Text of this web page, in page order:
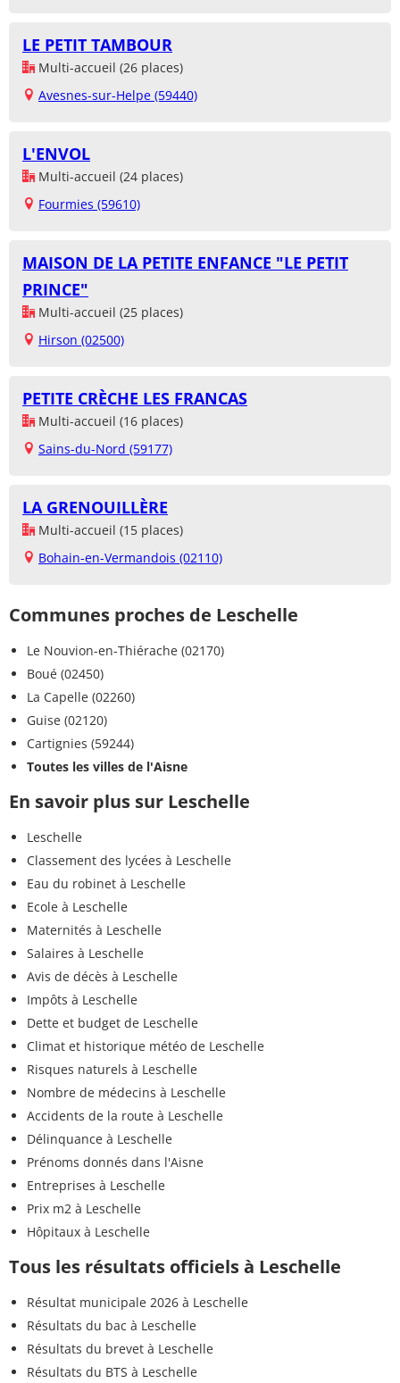
LE PETIT TAMBOUR
Multi-accueil (26 places)
Avesnes-sur-Helpe (59440)
L'ENVOL
Multi-accueil (24 places)
Fourmies (59610)
MAISON DE LA PETITE ENFANCE "LE PETIT
PRINCE"
Multi-accueil (25 places)
Hirson (02500)
PETITE CRÈCHE LES FRANCAS
Multi-accueil (16 places)
Sains-du-Nord (59177)
LA GRENOUILLÈRE
Multi-accueil (15 places)
Bohain-en-Vermandois (02110)
Communes proches de Leschelle
Le Nouvion-en-Thiérache (02170)
Boué (02450)
La Capelle (02260)
Guise (02120)
Cartignies (59244)
Toutes les villes de l'Aisne
En savoir plus sur Leschelle
Leschelle
Classement des lycées à Leschelle
Eau du robinet à Leschelle
Ecole à Leschelle
Maternités à Leschelle
Salaires à Leschelle
Avis de décès à Leschelle
Impôts à Leschelle
Dette et budget de Leschelle
Climat et historique météo de Leschelle
Risques naturels à Leschelle
Nombre de médecins à Leschelle
Accidents de la route à Leschelle
Délinquance à Leschelle
Prénoms donnés dans l'Aisne
Entreprises à Leschelle
Prix m2 à Leschelle
Hôpitaux à Leschelle
Tous les résultats officiels à Leschelle
Résultat municipale 2026 à Leschelle
Résultats du bac à Leschelle
Résultats du brevet à Leschelle
Résultats du BTS à Leschelle